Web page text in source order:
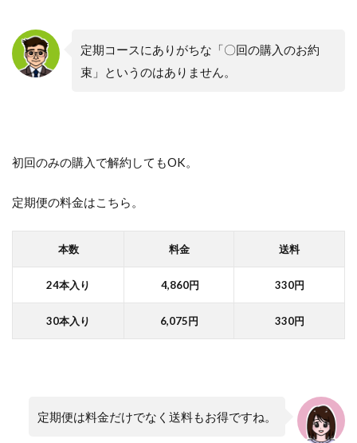
定期コースにありがちな「〇回の購入のお約
束」というのはありません。
初回のみの購入で解約してもOK。
定期便の料金はこちら。
本数 料金 送料
24本入り 4,860円 330円
30本入り 6,075円 330円
定期便は料金だけでなく送料もお得ですね。